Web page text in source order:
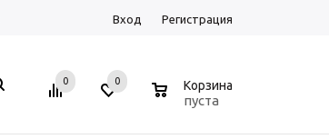
Вход Регистрация
0 0 Корзина
пуста